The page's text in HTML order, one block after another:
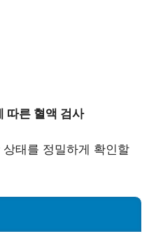
따른 혈액 검사
태를 정밀하게 확인할